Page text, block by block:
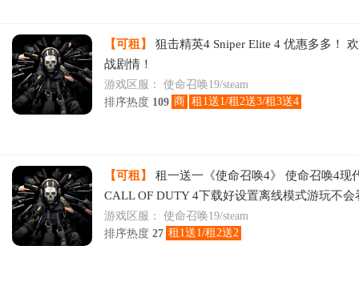
【可租】
狙击精英4 Sniper Elite 4 优惠多多！
战剧情！
游戏区服： 使命召唤19/steam
排序热度 109 商 租1送1/租2送3/租3送4
【可租】
租一送一《使命召唤4》 使命召唤4现
CALL OF DUTY 4下载好设置离线模式游玩不会
游戏区服： 使命召唤19/steam
排序热度 27 租1送1/租2送2